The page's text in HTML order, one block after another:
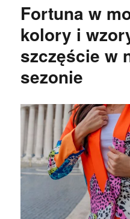
Fortuna w
kolory i
szczęście w
sezonie